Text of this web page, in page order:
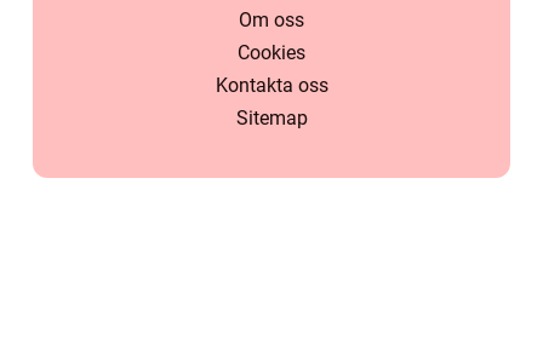
Om oss
Cookies
Kontakta oss
Sitemap